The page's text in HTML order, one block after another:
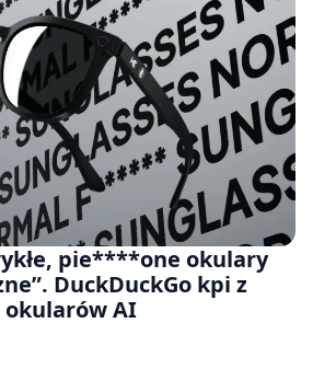
pie****one okulary
DuckDuckGo kpi z
AI